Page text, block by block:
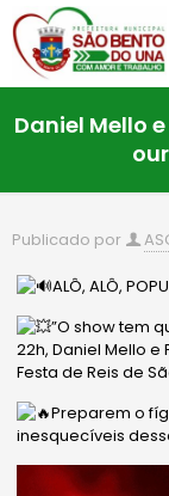
Daniel Mello
Publicado por
ALÔ, ALÔ,
”O show tem
22h, Daniel Mello
Festa de Reis de
Preparem o
inesquecíveis